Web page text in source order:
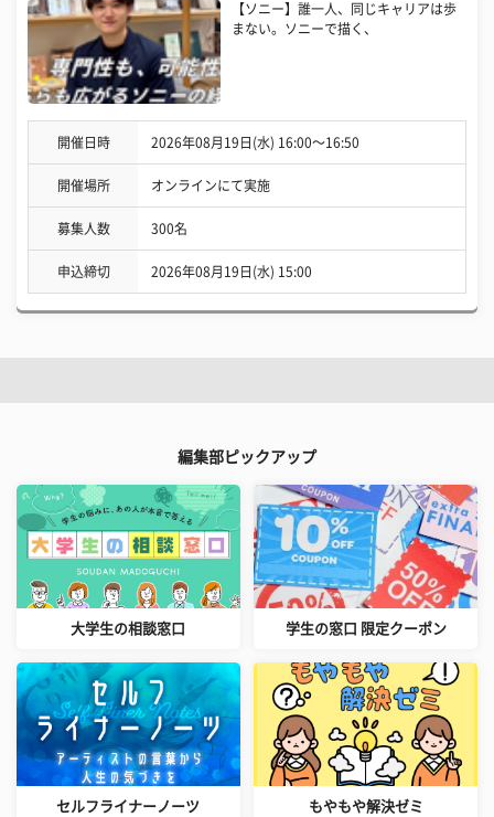
【ソニー】誰一人、同じキャリアは歩
まない。ソニーで描く、
開催日時 2026年08月19日(水) 16:00〜16:50
開催場所 オンラインにて実施
募集人数 300名
申込締切 2026年08月19日(水) 15:00
編集部ピックアップ
大学生の相談窓口 学生の窓口 限定クーポン
セルフライナーノーツ もやもや解決ゼミ